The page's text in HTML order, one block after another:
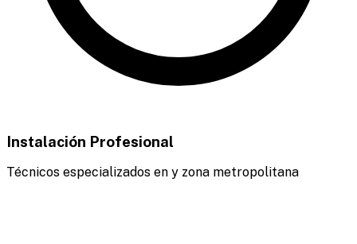
Instalación Profesional
Técnicos especializados en y zona metropolitana